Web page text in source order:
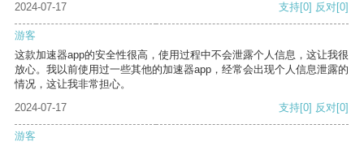
2024-07-17
支持[0] 反对[0]
游客
这款加速器app的安全性很高，使用过程中不会泄露个人信息，这让我很
放心。我以前使用过一些其他的加速器app，经常会出现个人信息泄露的
情况，这让我非常担心。
2024-07-17
支持[0] 反对[0]
游客